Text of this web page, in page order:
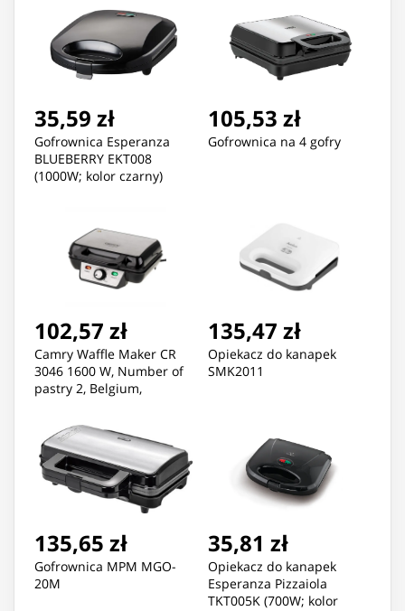
35,59 zł
Gofrownica Esperanza
BLUEBERRY EKT008
(1000W; kolor czarny)
105,53 zł
Gofrownica na 4 gofry
102,57 zł
Camry Waffle Maker CR
3046 1600 W, Number of
pastry 2, Belgium,
135,47 zł
Opiekacz do kanapek
SMK2011
135,65 zł
Gofrownica MPM MGO-
20M
35,81 zł
Opiekacz do kanapek
Esperanza Pizzaiola
TKT005K (700W; kolor